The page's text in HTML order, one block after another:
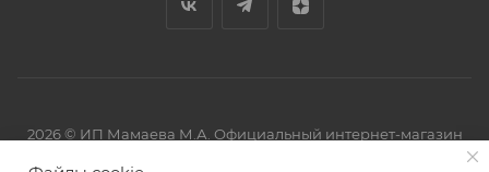
2026 © ИП Мамаева М.А. Официальный интернет-магазин